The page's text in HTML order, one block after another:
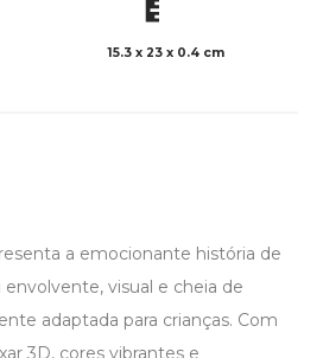
15.3 x 23 x 0.4 cm
a emocionante história de
visual e cheia de
adaptada para crianças. Com
3D, cores vibrantes e